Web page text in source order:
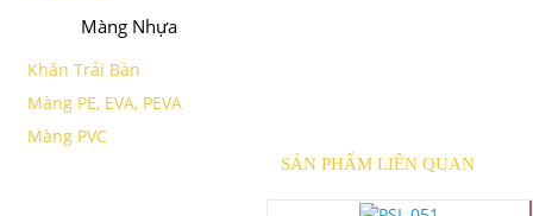
Màng Nhựa
Khăn Trải Bàn
Màng PE, EVA, PEVA
Màng PVC
SẢN PHẨM LIÊN QUAN